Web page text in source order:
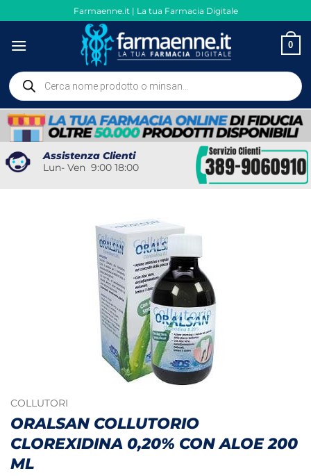
ai
contenuti
Farmaenne.it | La tua Farmacia Digitale
0
Ricerca
prodotti
Assistenza Clienti
Lun- Ven 9:00 18:00
COLLUTORI
ORALSAN COLLUTORIO
CLOREXIDINA 0,20% CON ALOE 200
ML